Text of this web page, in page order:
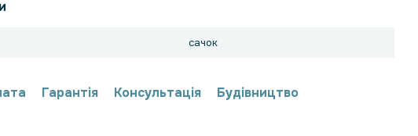
сачок
Гарантія Консультація Будівництво